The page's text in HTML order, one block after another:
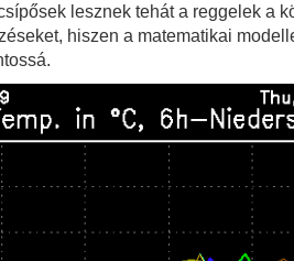
lesznek tehát a reggelek a
hiszen a matematikai